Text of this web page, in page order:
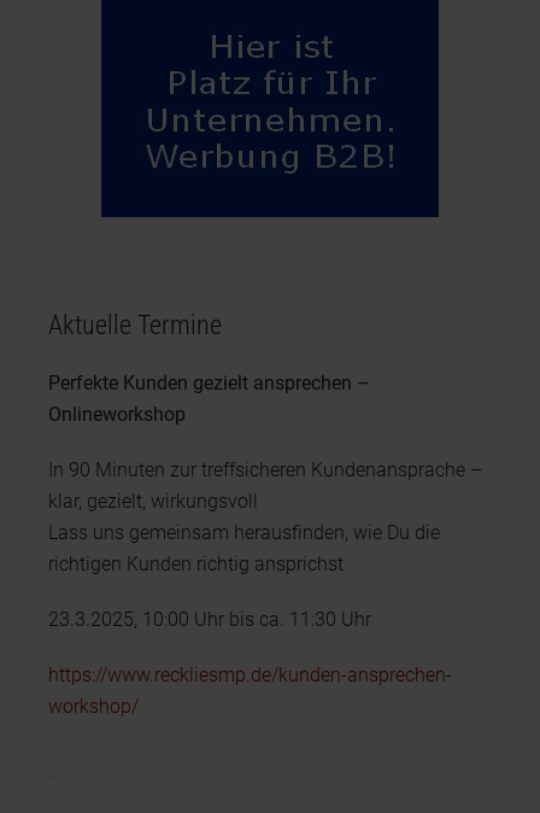
Aktuelle Termine
Perfekte Kunden gezielt ansprechen –
Onlineworkshop
In 90 Minuten zur treffsicheren Kundenansprache –
klar, gezielt, wirkungsvoll
Lass uns gemeinsam herausfinden, wie Du die
richtigen Kunden richtig ansprichst
23.3.2025, 10:00 Uhr bis ca. 11:30 Uhr
https://www.reckliesmp.de/kunden-ansprechen-
workshop/